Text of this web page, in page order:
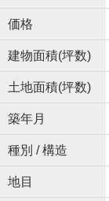
価格
建物面積(坪数)
土地面積(坪数)
築年月
種別 / 構造
地目